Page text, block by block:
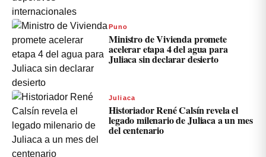
Puno
Ministro de Vivienda promete
acelerar etapa 4 del agua para
Juliaca sin declarar desierto
Juliaca
Historiador René Calsín revela el
legado milenario de Juliaca a un mes
del centenario